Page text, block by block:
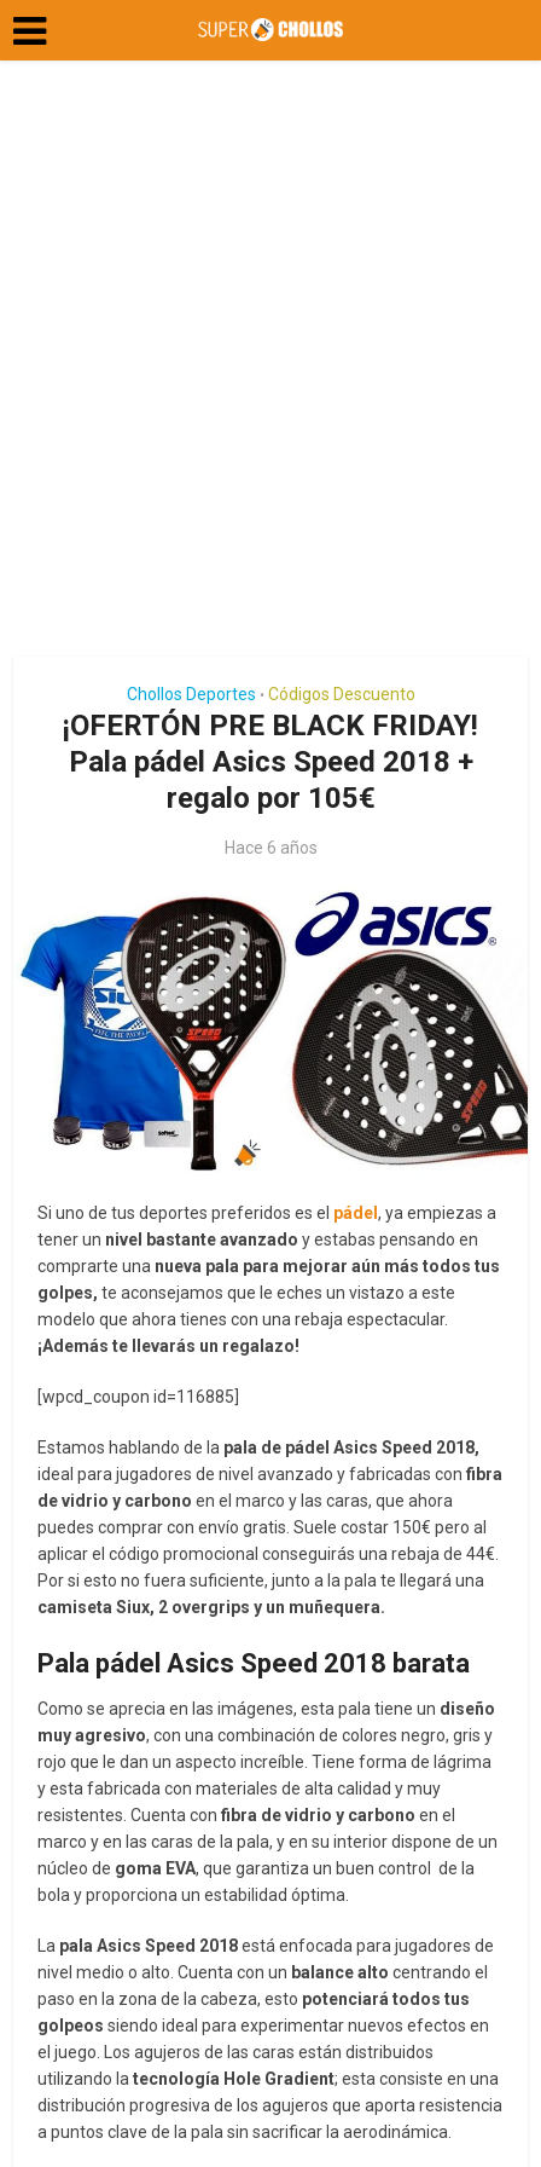
Chollos Deportes • Códigos Descuento
¡OFERTÓN PRE BLACK FRIDAY!
Pala pádel Asics Speed 2018 +
regalo por 105€
Hace 6 años
Si uno de tus deportes preferidos es el pádel, ya empiezas a
tener un nivel bastante avanzadoy estabas pensando en
comprarte una nueva pala para mejorar aún más todos tus
golpes,te aconsejamos que le eches un vistazo a este
modelo que ahora tienes con una rebaja espectacular.
¡Además te llevarás un regalazo!
[wpcd_coupon id=116885]
Estamos hablando de la pala de pádel Asics Speed 2018,
ideal para jugadores de nivel avanzado y fabricadas confibra
de vidrio y carbono en el marco y las caras, que ahora
puedes comprarcon envío gratis. Suele costar 150€ pero al
aplicar el código promocional conseguirás una rebaja de 44€.
Por si esto no fuera suficiente, junto a la pala te llegará una
camiseta Siux, 2 overgrips y un muñequera.
Pala pádel Asics Speed 2018 barata
Como se aprecia en las imágenes, esta pala tiene un diseño
muy agresivo, con una combinación de colores negro, gris y
rojo que le dan un aspecto increíble. Tiene forma de lágrima
y esta fabricada con materiales de alta calidad y muy
resistentes. Cuenta confibra de vidrio y carbono en el
marco y en las caras de la pala, y en su interior dispone de un
núcleo de goma EVA, que garantiza un buen control de la
bola y proporciona un estabilidad óptima.
La pala Asics Speed 2018está enfocada para jugadores de
nivel medio o alto. Cuenta con un balance alto centrando el
paso en la zona de la cabeza, esto potenciará todos tus
golpeossiendo ideal para experimentar nuevos efectos en
el juego. Los agujeros de las caras están distribuidos
utilizando latecnología Hole Gradient; esta consiste en una
distribución progresiva de los agujeros que aporta resistencia
a puntos clave de la pala sin sacrificar la aerodinámica.